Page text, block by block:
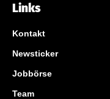
Links
Kontakt
Newsticker
Jobbörse
Team